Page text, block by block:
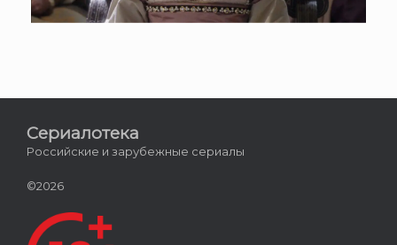
Сериалотека
Российские и зарубежные сериалы
©2026